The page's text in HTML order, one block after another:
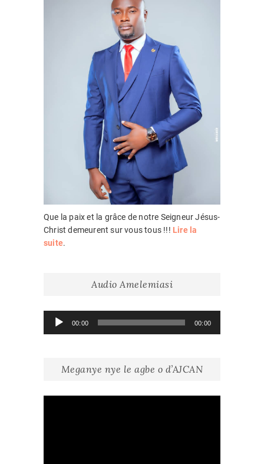
Que la paix et la grâce de notre Seigneur Jésus-
Christ demeurent sur vous tous !!! Lire la
suite.
Audio Amelemiasi
Lecteur
audio
00:00 00:00
Meganye nye le agbe o d’AJCAN